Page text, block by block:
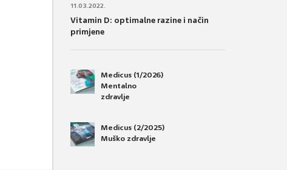
11.03.2022.
Vitamin D: optimalne razine i način
primjene
Medicus (1/2026)
Mentalno
zdravlje
Medicus (2/2025)
Muško zdravlje